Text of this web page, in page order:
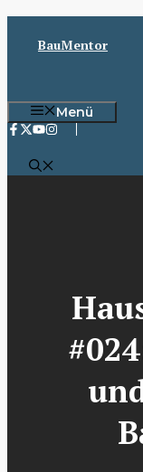
InhaltBauMentor
Menü